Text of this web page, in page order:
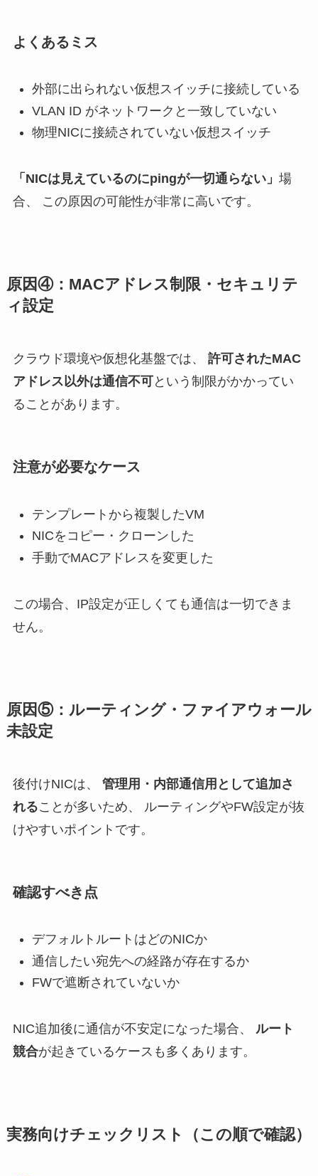
よくあるミス
外部に出られない仮想スイッチに接続している
VLAN ID がネットワークと一致していない
物理NICに接続されていない仮想スイッチ
「NICは見えているのにpingが一切通らない」 場
合、 この原因の可能性が非常に高いです。
原因④：MACアドレス制限・セキュリテ
ィ設定
クラウド環境や仮想化基盤では、 許可されたMAC
アドレス以外は通信不可という制限がかかってい
ることがあります。
注意が必要なケース
テンプレートから複製したVM
NICをコピー・クローンした
手動でMACアドレスを変更した
この場合、IP設定が正しくても通信は一切できま
せん。
原因⑤：ルーティング・ファイアウォール
未設定
後付けNICは、 管理用・内部通信用として追加さ
れることが多いため、 ルーティングやFW設定が抜
けやすいポイントです。
確認すべき点
デフォルトルートはどのNICか
通信したい宛先への経路が存在するか
FWで遮断されていないか
NIC追加後に通信が不安定になった場合、 ルート
競合が起きているケースも多くあります。
実務向けチェックリスト（この順で確認）